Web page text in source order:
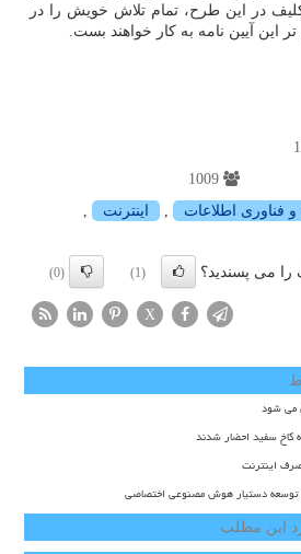
در این طرح، تمام تلاش خویش را در
این آیین نامه به کار خواهند بست.
و فناوری اطلاعات , اینترنت
,
می پسندید؟ (1)
(0)
X
می شود
کاخ سفید احضار شدند
اینترنت
توسعه دستیار هوش مصنوعی اختصاصی
این مطلب